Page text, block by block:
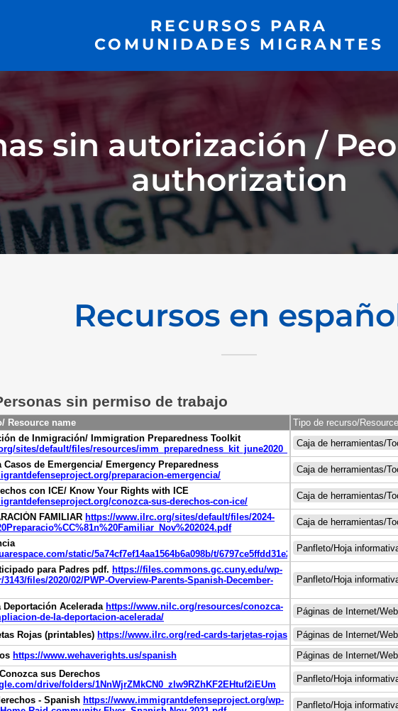
RECURSOS PARA
COMUNIDADES MIGRANTES
sin autorización /
authorization
Recursos en